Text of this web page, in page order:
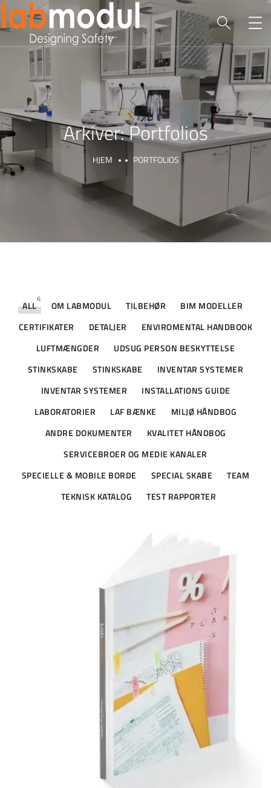
Arkiver:Portfolios
HJEM PORTFOLIOS
ALL
6
OM LABMODUL TILBEHØR
BIM MODELLER
CERTIFIKATER
DETALJER
ENVIROMENTAL HANDBOOK
LUFTMÆNGDER
UDSUG PERSON BESKYTTELSE
STINKSKABE
STINKSKABE
INVENTAR SYSTEMER
INVENTAR SYSTEMER
INSTALLATIONS GUIDE
LABORATORIER
LAF BÆNKE
MILJØ HÅNDBOG
ANDRE DOKUMENTER
KVALITET HÅNDBOG
SERVICEBROER OG MEDIE KANALER
SPECIELLE & MOBILE BORDE
SPECIAL SKABE
TEAM
TEKNISK KATALOG
TEST RAPPORTER
Andre dokumenter
ANDRE DOKUMENTER